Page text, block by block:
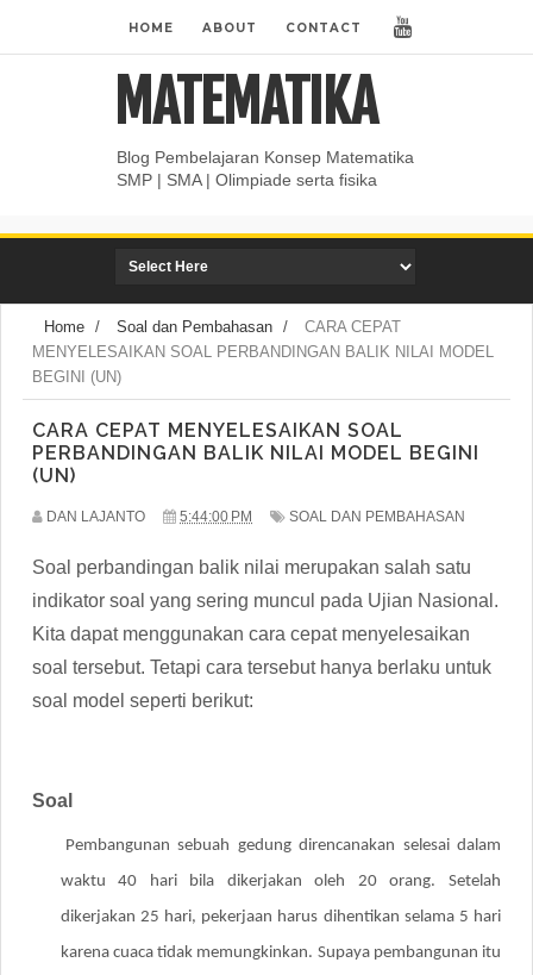
HOME ABOUT CONTACT
MATEMATIKA
Blog Pembelajaran Konsep Matematika
SMP | SMA | Olimpiade serta fisika
Home / Soal dan Pembahasan /
CARA CEPAT
MENYELESAIKAN SOAL PERBANDINGAN BALIK NILAI MODEL
BEGINI (UN)
CARA CEPAT MENYELESAIKAN SOAL
PERBANDINGAN BALIK NILAI MODEL BEGINI
(UN)
DAN LAJANTO 5:44:00 PM SOAL DAN PEMBAHASAN
Soal perbandingan balik nilai merupakan salah satu
indikator soal yang sering muncul pada Ujian Nasional.
Kita dapat menggunakan cara cepat menyelesaikan
soal tersebut. Tetapi cara tersebut hanya berlaku untuk
soal model seperti berikut:
Soal
Pembangunan sebuah gedung direncanakan selesai dalam
waktu 40 hari bila dikerjakan oleh 20 orang. Setelah
dikerjakan 25 hari, pekerjaan harus dihentikan selama 5 hari
karena cuaca tidak memungkinkan. Supaya pembangunan itu